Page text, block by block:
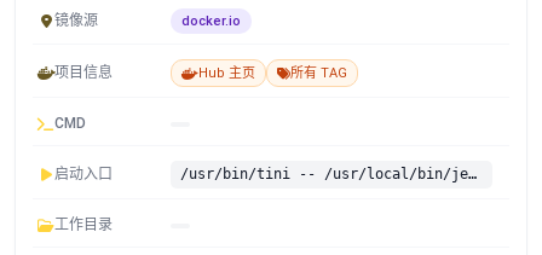
镜像源 docker.io
项目信息 Hub 主页 所有 TAG
CMD
启动入口 /usr/bin/tini -- /usr/local/bin/jenkins.sh
工作目录